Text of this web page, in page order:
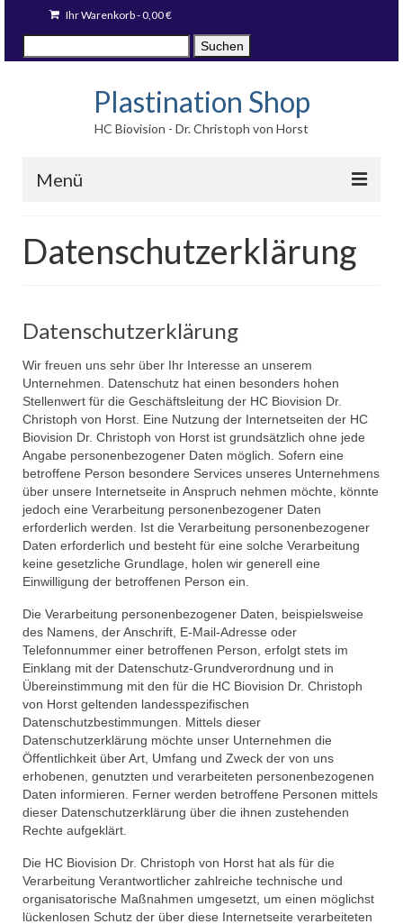
Ihr Warenkorb-0,00€
nach:
Suchen
Plastination Shop
HC Biovision - Dr. Christoph von Horst
Menü
Fotodrucke
Blog
Sprache:
Datenschutzerklärung
Datenschutzerklärung
Wir freuen uns sehr über Ihr Interesse an unserem
Unternehmen. Datenschutz hat einen besonders hohen
Stellenwert für die Geschäftsleitung der HC Biovision Dr.
Christoph von Horst. Eine Nutzung der Internetseiten der HC
Biovision Dr. Christoph von Horst ist grundsätzlich ohne jede
Angabe personenbezogener Daten möglich. Sofern eine
betroffene Person besondere Services unseres Unternehmens
über unsere Internetseite in Anspruch nehmen möchte, könnte
jedoch eine Verarbeitung personenbezogener Daten
erforderlich werden. Ist die Verarbeitung personenbezogener
Daten erforderlich und besteht für eine solche Verarbeitung
keine gesetzliche Grundlage, holen wir generell eine
Einwilligung der betroffenen Person ein.
Die Verarbeitung personenbezogener Daten, beispielsweise
des Namens, der Anschrift, E-Mail-Adresse oder
Telefonnummer einer betroffenen Person, erfolgt stets im
Einklang mit der Datenschutz-Grundverordnung und in
Übereinstimmung mit den für die HC Biovision Dr. Christoph
von Horst geltenden landesspezifischen
Datenschutzbestimmungen. Mittels dieser
Datenschutzerklärung möchte unser Unternehmen die
Öffentlichkeit über Art, Umfang und Zweck der von uns
erhobenen, genutzten und verarbeiteten personenbezogenen
Daten informieren. Ferner werden betroffene Personen mittels
dieser Datenschutzerklärung über die ihnen zustehenden
Rechte aufgeklärt.
Die HC Biovision Dr. Christoph von Horst hat als für die
Verarbeitung Verantwortlicher zahlreiche technische und
organisatorische Maßnahmen umgesetzt, um einen möglichst
lückenlosen Schutz der über diese Internetseite verarbeiteten